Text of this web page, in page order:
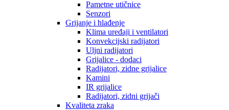
Pametne utičnice
Senzori
Grijanje i hlađenje
Klima uređaji i ventilatori
Konvekcijski radijatori
Uljni radijatori
Grijalice - dodaci
Radijatori, zidne grijalice
Kamini
IR grijalice
Radijatori, zidni grijači
Kvaliteta zraka